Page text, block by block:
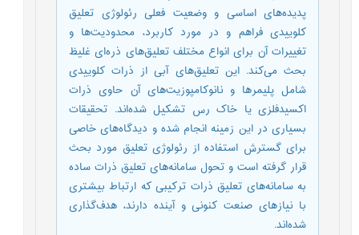
پدیده‌های اساسی و وضعیت فعلی رئولوژی تعلیق
کلوییدی فراهم و در مورد کاربرد، محدودیت‌ها و
تغییرات آن برای انواع مختلف تعلیق‌های ذره‌ای غلیظ
بحث می‌کند. این تعلیق‌های آبی از ذرات کلوییدی
شامل پلیمرها و نانوکامپوزیت‌های آن حاوی ذرات
اکسیدفلزی یا خاک رس تشکیل شده‌اند. تحقیقات
بسیاری در این زمینه انجام شده و دیدگاه‌های خاصی
برای گسترش استفاده از رئولوژی تعلیق مورد بحث
قرار گرفته ‌است و تحول سامانه‌‌های تعلیق ذرات ساده
به سامانه‌‌های تعلیق ذرات ترکیبی که ارتباط بیشتری
با نیازهای صنعت کنونی و آینده دارند، هدف‌گذاری
شده‌اند.